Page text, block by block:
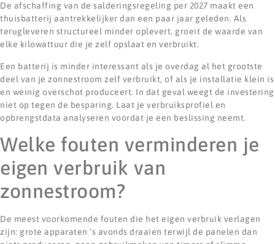
De afschaffing van de salderingsregeling per 2027 maakt een
thuisbatterij aantrekkelijker dan een paar jaar geleden. Als
terugleveren structureel minder oplevert, groeit de waarde van
elke kilowattuur die je zelf opslaat en verbruikt.
Een batterij is minder interessant als je overdag al het grootste
deel van je zonnestroom zelf verbruikt, of als je installatie klein is
en weinig overschot produceert. In dat geval weegt de investering
niet op tegen de besparing. Laat je verbruiksprofiel en
opbrengstdata analyseren voordat je een beslissing neemt.
Welke fouten verminderen je
eigen verbruik van
zonnestroom?
De meest voorkomende fouten die het eigen verbruik verlagen
zijn: grote apparaten ’s avonds draaien terwijl de panelen dan